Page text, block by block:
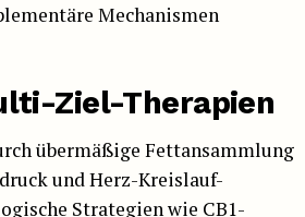
Mechanismen
Ziel-Therapien
übermäßige Fettansammlung
und Herz-Kreislauf-
Strategien wie CB1-